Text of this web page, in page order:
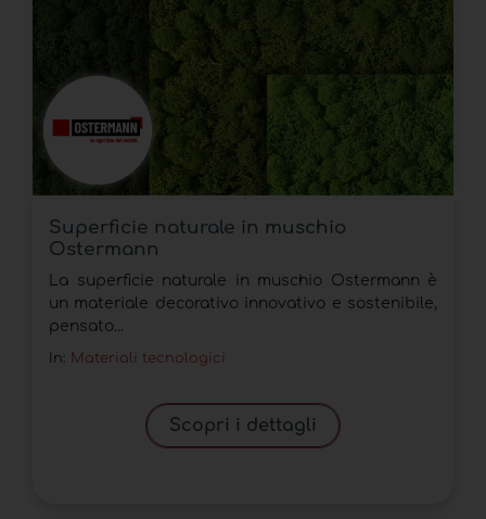
Superficie naturale in muschio
Ostermann
La superficie naturale in muschio Ostermann è
un materiale decorativo innovativo e sostenibile,
pensato...
In: Materiali tecnologici
Scopri i dettagli